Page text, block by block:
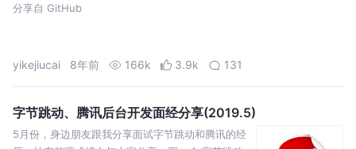
分享自 GitHub
yikejiucai 8年前 166k 3.9k 131
字节跳动、腾讯后台开发面经分享(2019.5)
5月份，身边朋友跟我分享面试字节跳动和腾讯的经